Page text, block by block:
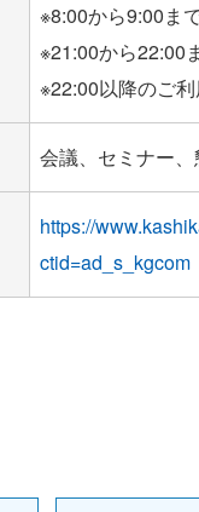
※8:00から9:00ま
※21:00から22:00
会議、セミナー
https://
ctid=ad_s_kgcom